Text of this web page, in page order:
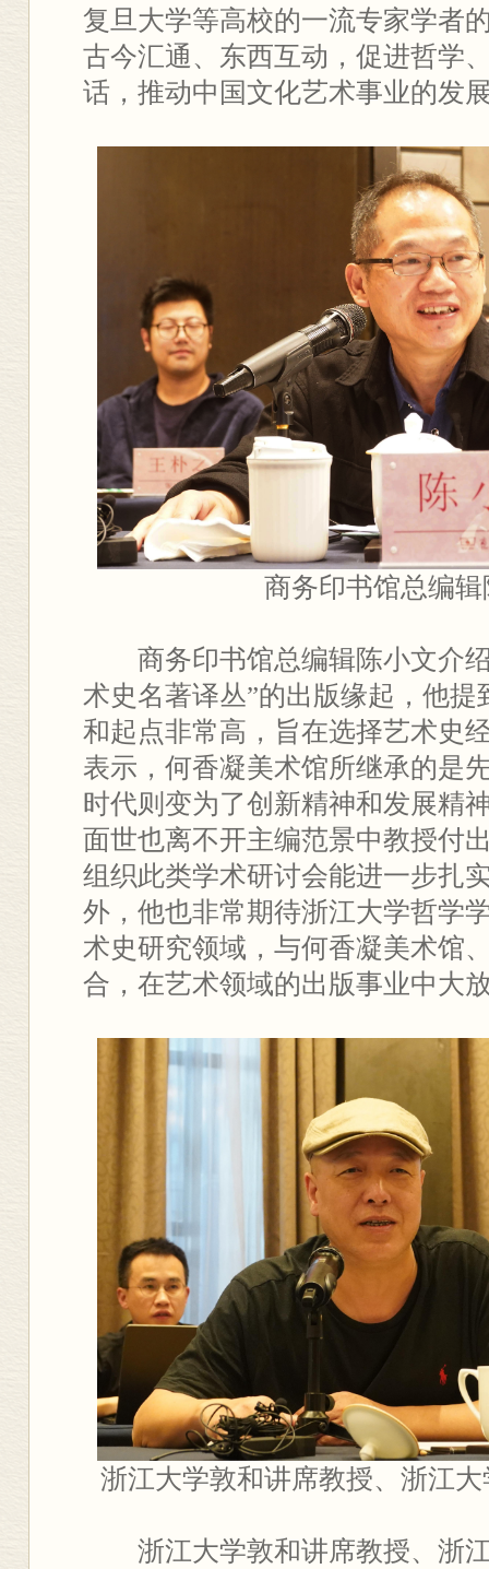
复旦大学等高校的一流专家学者
古今汇通、东西互动，促进哲学
话，推动中国文化艺术事业的发
商务印书馆总编辑
商务印书馆总编辑陈小文介
术史名著译丛”的出版缘起，他
和起点非常高，旨在选择艺术史
表示，何香凝美术馆所继承的是
时代则变为了创新精神和发展精
面世也离不开主编范景中教授付
组织此类学术研讨会能进一步扎
外，他也非常期待浙江大学哲学
术史研究领域，与何香凝美术馆
合，在艺术领域的出版事业中大
浙江大学敦和讲席教授、浙江
浙江大学敦和讲席教授、浙